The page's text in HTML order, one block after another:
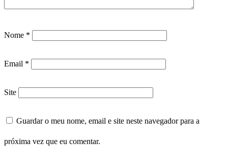
Nome *
Email *
Site
Guardar o meu nome, email e site neste navegador para a
próxima vez que eu comentar.